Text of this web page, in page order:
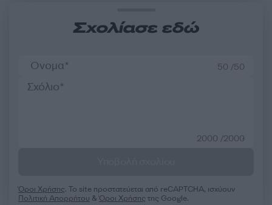
Σχολίασε εδώ
50 /50
2000 /2000
Όροι Χρήσης. Το site προστατεύεται από reCAPTCHA, ισχύουν
Πολιτική Απορρήτου &Όροι Χρήσης της Google.